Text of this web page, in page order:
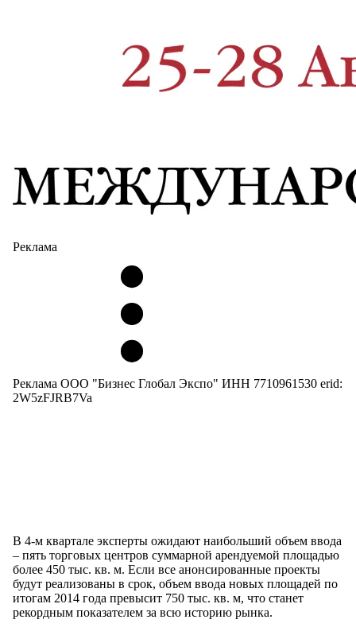
Реклама
Реклама ООО "Бизнес Глобал Экспо" ИНН 7710961530 erid:
2W5zFJRB7Va
В 4-м квартале эксперты ожидают наибольший объем ввода
– пять торговых центров суммарной арендуемой площадью
более 450 тыс. кв. м. Если все анонсированные проекты
будут реализованы в срок, объем ввода новых площадей по
итогам 2014 года превысит 750 тыс. кв. м, что станет
рекордным показателем за всю историю рынка.